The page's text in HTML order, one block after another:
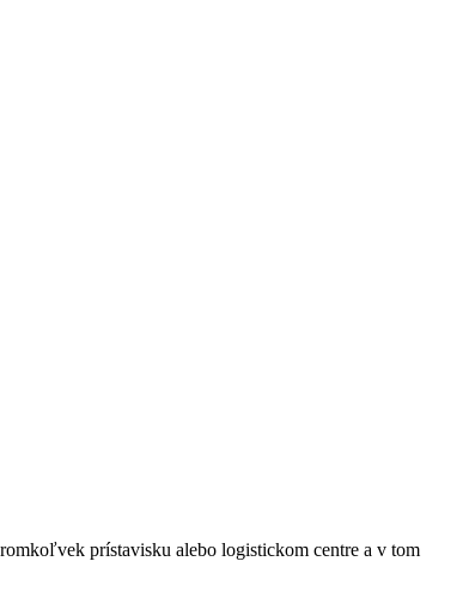
prístavisku alebo logistickom centre a v tom